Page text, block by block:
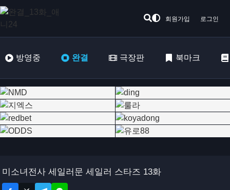
회원가입 로그인
방영중 완결 극장판 북마크
미소녀전사 세일러문 세일러 스타즈 13화